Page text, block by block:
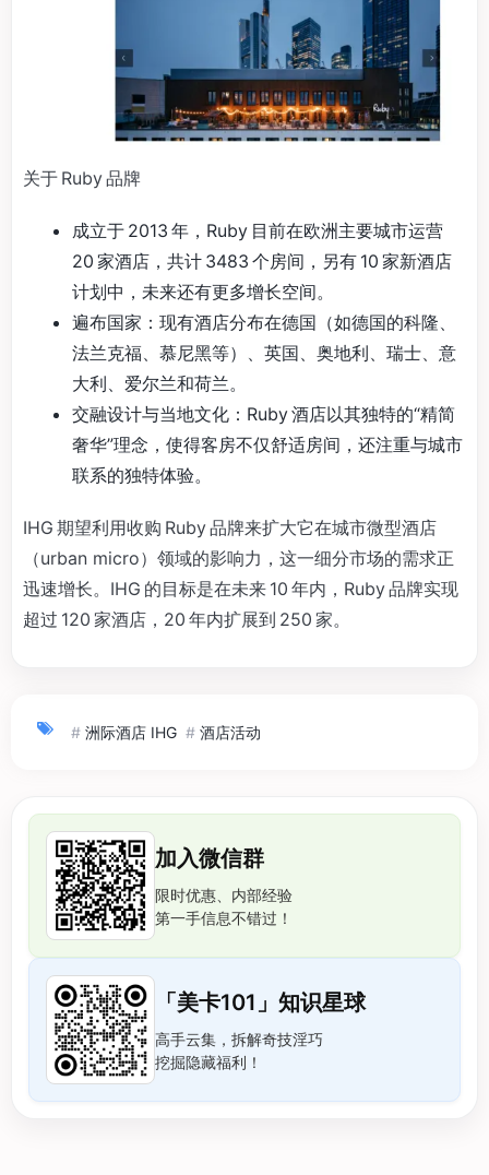
关于 Ruby 品牌
成立于 2013 年，Ruby 目前在欧洲主要城市运营
20 家酒店，共计 3483 个房间，另有 10 家新酒店
计划中，未来还有更多增长空间。
遍布国家：现有酒店分布在德国（如德国的科隆、
法兰克福、慕尼黑等）、英国、奥地利、瑞士、意
大利、爱尔兰和荷兰。
交融设计与当地文化：Ruby 酒店以其独特的“精简
奢华”理念，使得客房不仅舒适房间，还注重与城市
联系的独特体验。
IHG 期望利用收购 Ruby 品牌来扩大它在城市微型酒店
（urban micro）领域的影响力，这一细分市场的需求正
迅速增长。IHG 的目标是在未来 10 年内，Ruby 品牌实现
超过 120 家酒店，20 年内扩展到 250 家。
# 洲际酒店 IHG # 酒店活动
加入微信群
限时优惠、内部经验
第一手信息不错过！
「美卡101」知识星球
高手云集，拆解奇技淫巧
挖掘隐藏福利！